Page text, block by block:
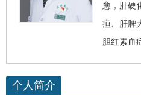
愈， 肝硬
疸、肝脾
胆红素血
个人简介